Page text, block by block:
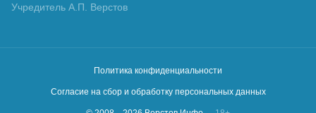
Учредитель А.П. Верстов
Политика конфиденциальности
Согласие на сбор и обработку персональных данных